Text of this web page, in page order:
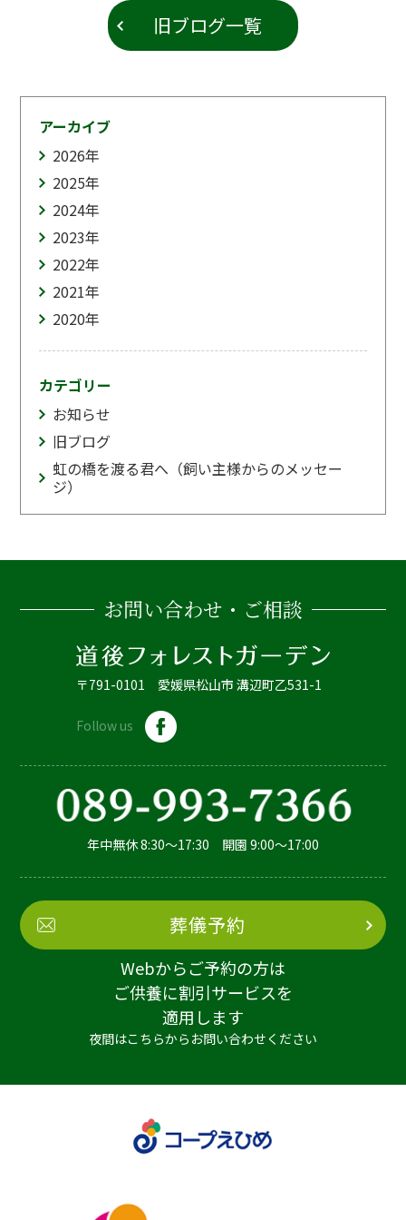
旧ブログ一覧
アーカイブ
2026年
2025年
2024年
2023年
2022年
2021年
2020年
カテゴリー
お知らせ
旧ブログ
虹の橋を渡る君へ（飼い主様からのメッセー
ジ）
お問い合わせ・ご相談
〒791-0101 愛媛県松山市 溝辺町乙531-1
Follow us
年中無休 8:30～17:30 開園 9:00～17:00
葬儀予約
Webからご予約の方は
ご供養に割引サービスを
適用します
夜間はこちらからお問い合わせください